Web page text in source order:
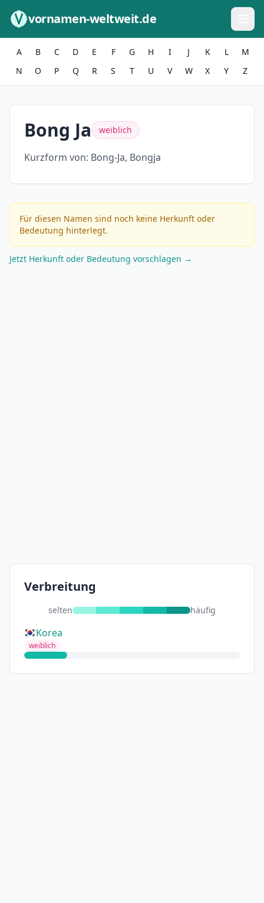
vornamen-weltweit.de
A B C D E F G H I J K L
M
N
O P Q R S T U V W X Y Z
Bong Ja weiblich
Kurzform von: Bong-Ja, Bongja
Für diesen Namen sind noch keine Herkunft oder
Bedeutung hinterlegt.
Jetzt Herkunft oder Bedeutung vorschlagen →
Verbreitung
selten häufig
Korea
weiblich